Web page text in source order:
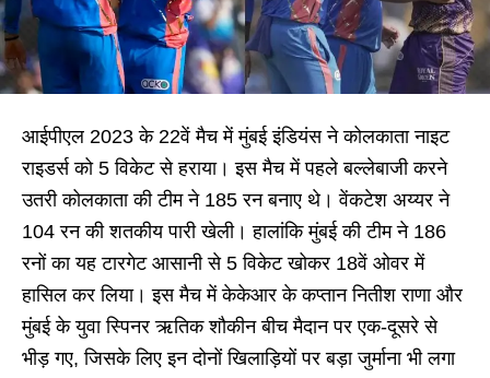
आईपीएल 2023 के 22वें मैच में मुंबई इंडियंस ने कोलकाता नाइट
राइडर्स को 5 विकेट से हराया। इस मैच में पहले बल्लेबाजी करने
उतरी कोलकाता की टीम ने 185 रन बनाए थे। वेंकटेश अय्यर ने
104 रन की शतकीय पारी खेली। हालांकि मुंबई की टीम ने 186
रनों का यह टारगेट आसानी से 5 विकेट खोकर 18वें ओवर में
हासिल कर लिया। इस मैच में केकेआर के कप्तान नितीश राणा और
मुंबई के युवा स्पिनर ऋतिक शौकीन बीच मैदान पर एक-दूसरे से
भीड़ गए, जिसके लिए इन दोनों खिलाड़ियों पर बड़ा जुर्माना भी लगा